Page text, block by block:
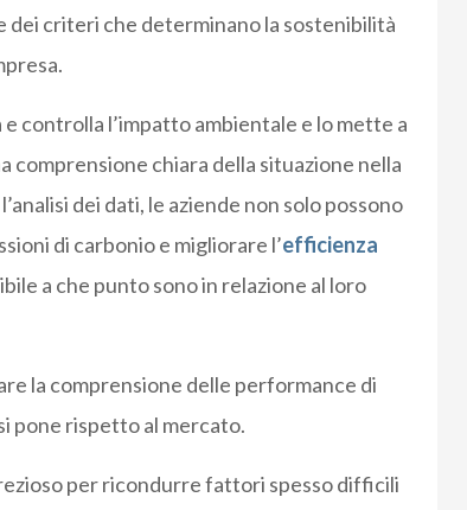
dei criteri che determinano la sostenibilità
controlla l’impatto ambientale e lo mette a
chiara della situazione nella
dei dati, le aziende non solo possono
di carbonio e migliorare l’efficienza
a che punto sono in relazione al loro
la comprensione delle performance di
pone rispetto al mercato.
per ricondurre fattori spesso difficili